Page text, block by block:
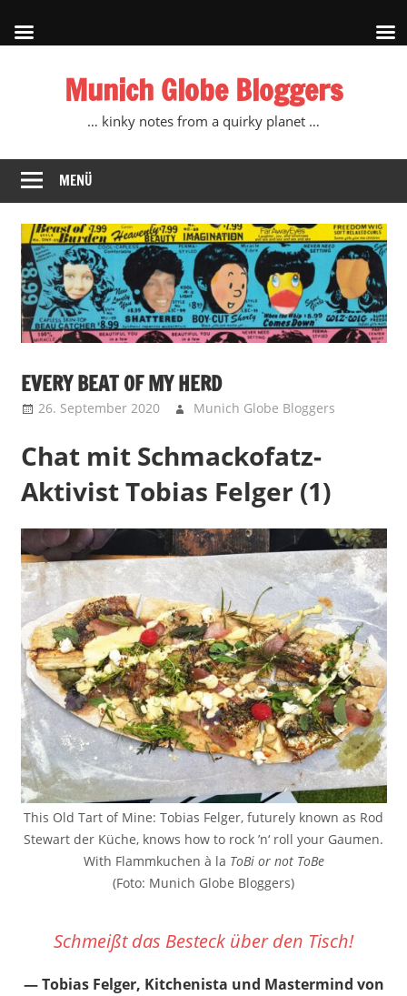
Munich Globe Bloggers
… kinky notes from a quirky planet …
MENÜ
EVERY BEAT OF MY HERD
26. September 2020 Munich Globe Bloggers
Lokus
Pokus -
Place
Spotting
Chat mit Schmackofatz-
Aktivist Tobias Felger (1)
This Old Tart of Mine: Tobias Felger, futurely known as Rod
Stewart der Küche, knows how to rock ’n‘ roll your Gaumen.
With Flammkuchen à la ToBi or not ToBe
(Foto: Munich Globe Bloggers)
Schmeißt das Besteck über den Tisch!
Tobias Felger, Kitchenista und Mastermind von